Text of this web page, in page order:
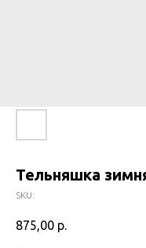
Тельняшка
SKU:
875,00 р.